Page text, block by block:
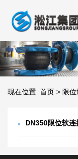
现在位置: 首页 > 限位
DN350限位软连